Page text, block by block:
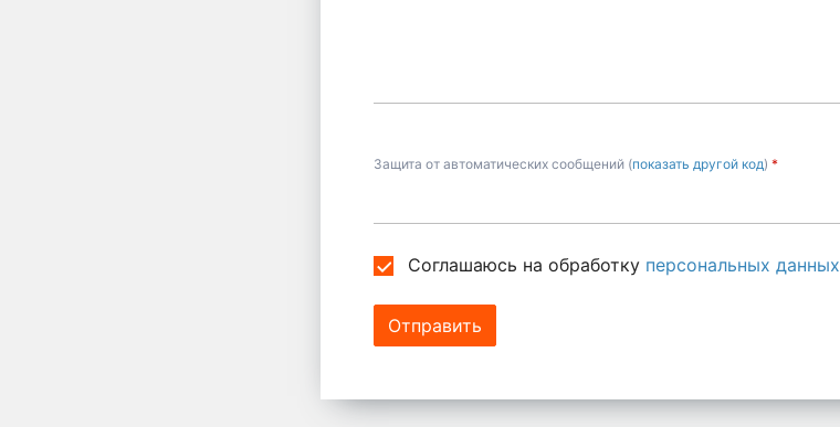
Защита от автоматических сообщений (показать другой код) *
Соглашаюсь на обработку персональных данных